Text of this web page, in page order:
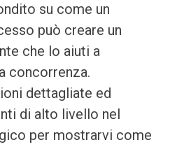
su come un
può creare un
che lo aiuti a
concorrenza.
dettagliate ed
di alto livello nel
per mostrarvi come